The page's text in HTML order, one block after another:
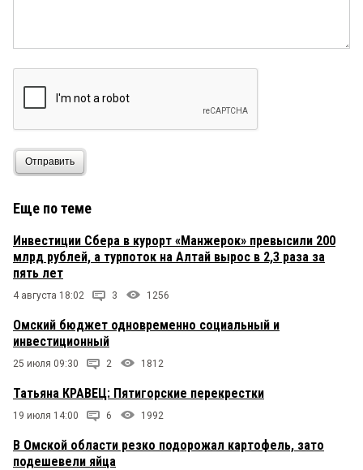
Отправить
Еще по теме
Инвестиции Сбера в курорт «Манжерок» превысили 200
млрд рублей, а турпоток на Алтай вырос в 2,3 раза за
пять лет
4 августа 18:02 3 1256
Омский бюджет одновременно социальный и
инвестиционный
25 июля 09:30 2 1812
Татьяна КРАВЕЦ: Пятигорские перекрестки
19 июля 14:00 6 1992
В Омской области резко подорожал картофель, зато
подешевели яйца